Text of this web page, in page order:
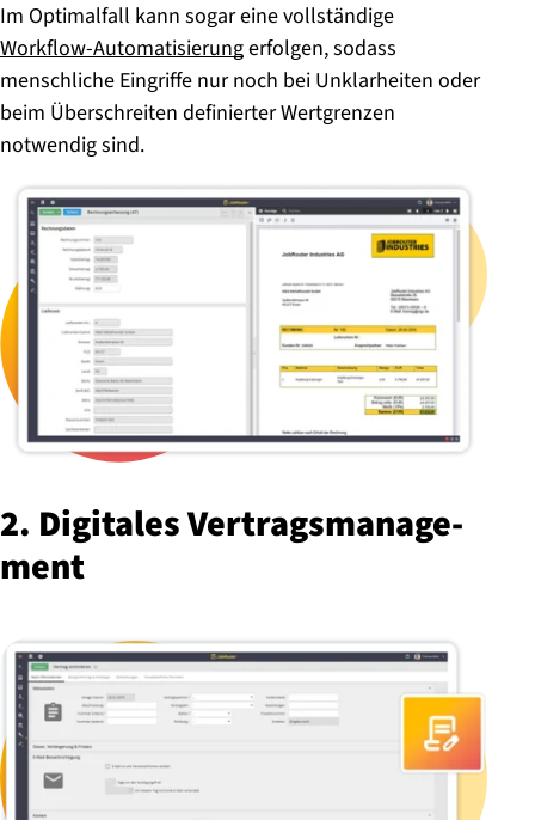
Im Optimalfall kann sogar eine vollständige
Workflow-Automatisierungerfolgen, sodass
menschliche Eingriffe nur noch bei Unklarheiten oder
beim Überschreiten definierter Wertgrenzen
notwendig sind.
2. Digitales Ver­trags­ma­nage­
ment